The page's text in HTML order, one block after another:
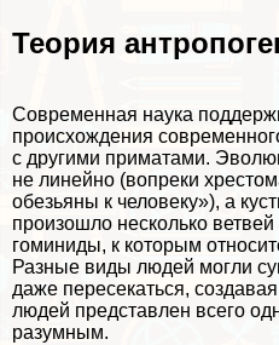
Теория
Современная наука
происхождения
с другими приматами.
не линейно (вопреки
обезьяны к человеку»), а
произошло несколько
гоминиды, к которым
Разные виды людей могли
даже пересекаться,
людей представлен всего
разумным.